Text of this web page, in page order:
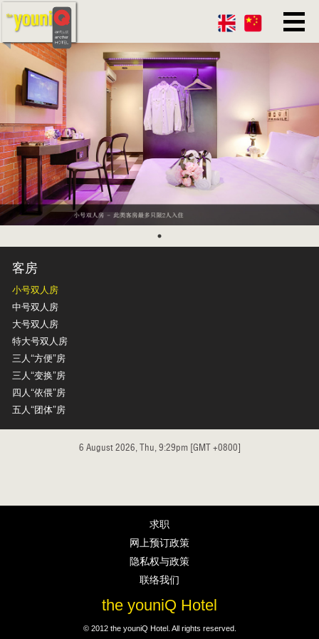
客房
小号双人房
中号双人房
大号双人房
特大号双人房
三人“方便”房
三人“变换”房
四人“依偎”房
五人“团体”房
6 August 2026, Thu, 9:29pm [GMT +0800]
求职
网上预订政策
隐私权与政策
联络我们
the youniQ Hotel
© 2012 the youniQ Hotel. All rights reserved.